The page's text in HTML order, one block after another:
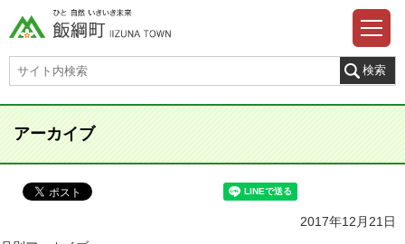
アーカイブ
2017年12月21日